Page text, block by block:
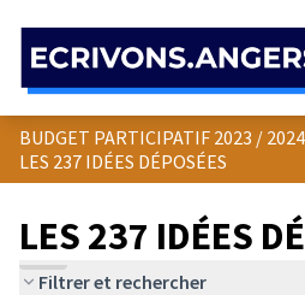
BUDGET PARTICIPATIF 2023 / 2024
LES 237 IDÉES DÉPOSÉES
LES 237 IDÉES
Filtrer et rechercher